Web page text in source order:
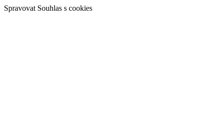
Spravovat Souhlas s cookies